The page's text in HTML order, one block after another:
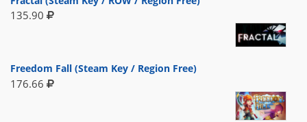
135.90
Freedom Fall (Steam Key / Region Free)
176.66